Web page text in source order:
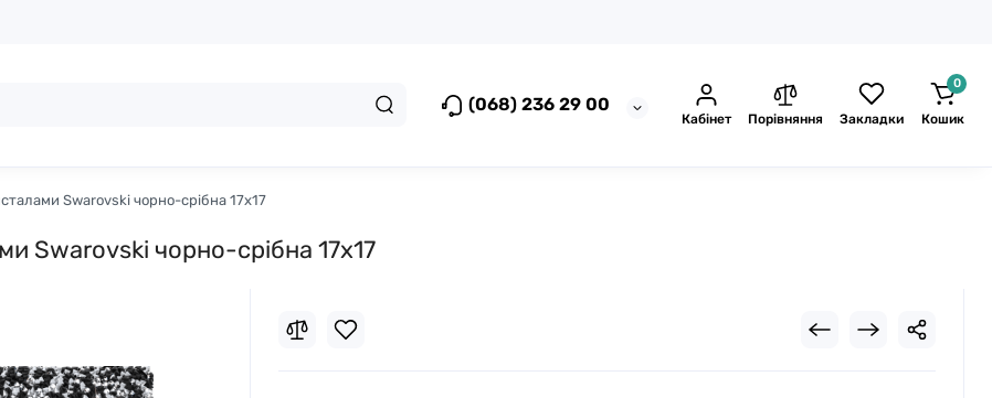
(068) 236 29 00
Кабінет Порівняння Закладки
0
Кошик
Swarovski чорно-срібна 17x17
Swarovski чорно-срібна 17x17